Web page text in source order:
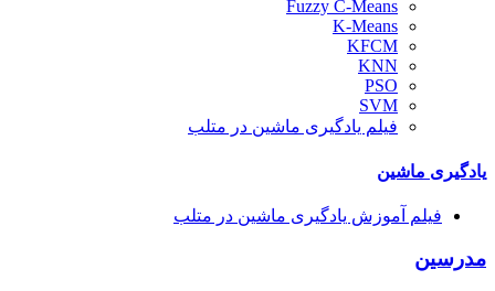
Fuzzy C-Means
K-Means
KFCM
KNN
PSO
SVM
فیلم یادگیری ماشین در متلب
یادگیری ماشین
فیلم آموزش یادگیری ماشین در متلب
مدرسین